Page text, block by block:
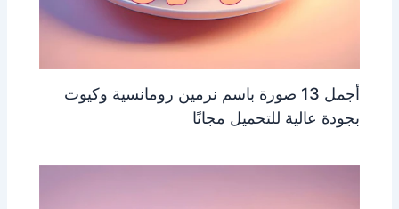
أجمل 13 صورة باسم نرمين رومانسية وكيوت
بجودة عالية للتحميل مجانًا